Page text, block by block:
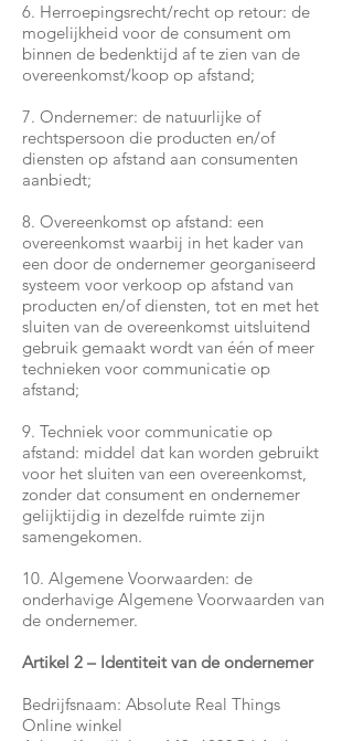
6. Herroepingsrecht/recht op retour: de
mogelijkheid voor de consument om
binnen de bedenktijd af te zien van de
overeenkomst/koop op afstand;
7. Ondernemer: de natuurlijke of
rechtspersoon die producten en/of
diensten op afstand aan consumenten
aanbiedt;
8. Overeenkomst op afstand: een
overeenkomst waarbij in het kader van
een door de ondernemer georganiseerd
systeem voor verkoop op afstand van
producten en/of diensten, tot en met het
sluiten van de overeenkomst uitsluitend
gebruik gemaakt wordt van één of meer
technieken voor communicatie op
afstand;
9. Techniek voor communicatie op
afstand: middel dat kan worden gebruikt
voor het sluiten van een overeenkomst,
zonder dat consument en ondernemer
gelijktijdig in dezelfde ruimte zijn
samengekomen.
10. Algemene Voorwaarden: de
onderhavige Algemene Voorwaarden van
de ondernemer.
Artikel 2 – Identiteit van de ondernemer
Bedrijfsnaam: Absolute Real Things
Online winkel